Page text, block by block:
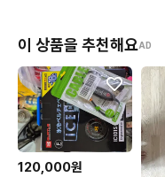
이 상품을 추천해요AD
120,000원